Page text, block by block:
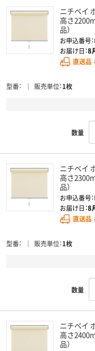
ニチベイ
高さ
品）
お申込番号
お届け日：8
直送品
型番 販売単位 1枚
数量
ニチベイ
高さ
品）
お申込番号
お届け日：8
直送品
型番 販売単位 1枚
数量
ニチベイ
高さ
品）